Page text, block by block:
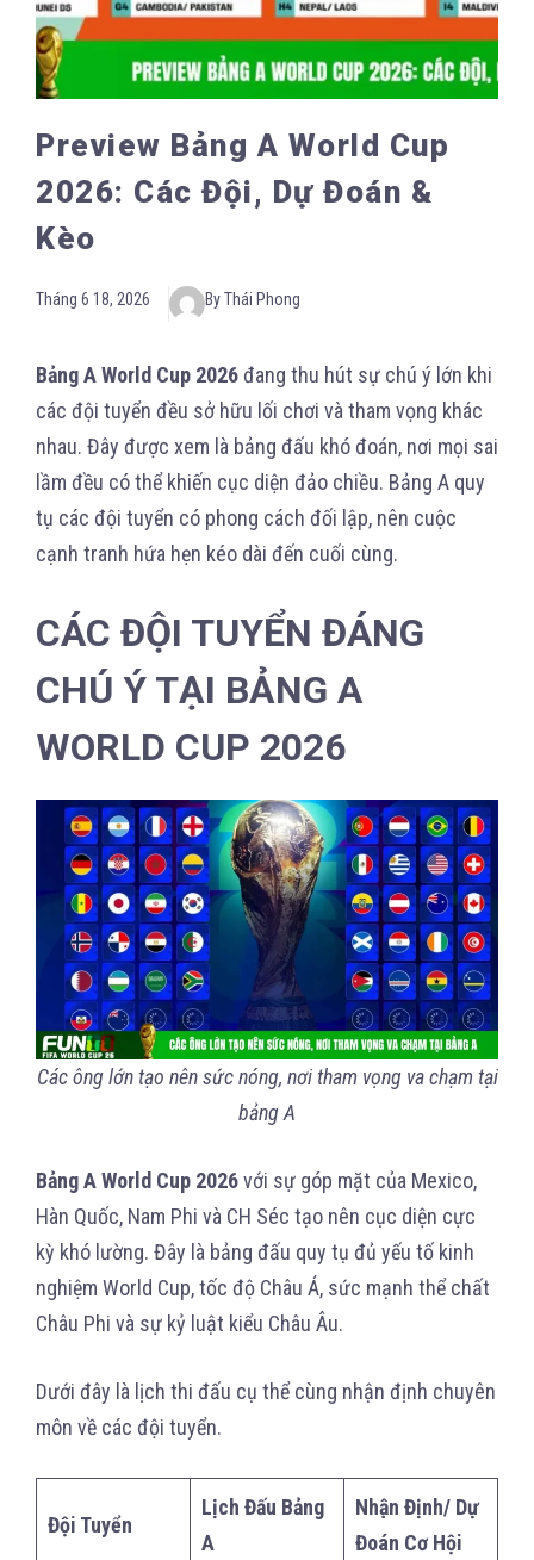
Preview Bảng A World Cup
2026: Các Đội, Dự Đoán &
Kèo
Tháng 6 18, 2026 By Thái Phong
Bảng A World Cup 2026đang thu hút sự chú ý lớn khi
các đội tuyển đều sở hữu lối chơi và tham vọng khác
nhau. Đây được xem là bảng đấu khó đoán, nơi mọi sai
lầm đều có thể khiến cục diện đảo chiều. Bảng A quy
tụ các đội tuyển có phong cách đối lập, nên cuộc
cạnh tranh hứa hẹn kéo dài đến cuối cùng.
CÁC ĐỘI TUYỂN ĐÁNG
CHÚ Ý TẠI BẢNG A
WORLD CUP 2026
Các ông lớn tạo nên sức nóng, nơi tham vọng va chạm tại
bảng A
Bảng A World Cup 2026với sự góp mặt của Mexico,
Hàn Quốc, Nam Phi và CH Séc tạo nên cục diện cực
kỳ khó lường. Đây là bảng đấu quy tụ đủ yếu tố kinh
nghiệm World Cup, tốc độ Châu Á, sức mạnh thể chất
Châu Phi và sự kỷ luật kiểu Châu Âu.
Dưới đây là lịch thi đấu cụ thể cùng nhận định chuyên
môn về các đội tuyển.
Đội Tuyển
Lịch Đấu Bảng
A
Nhận Định/ Dự
Đoán Cơ Hội